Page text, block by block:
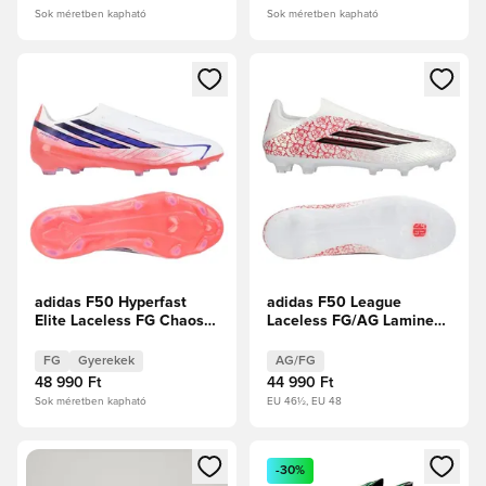
Sok méretben kapható Sok méretben kapható
Megnyit egy modált a bejelentkezéshez vagy a tagként
adidas F50 Hyperfast
Elite Laceless FG Chaos
FG Gyerekek
48 990 Ft
Sok méretben kapható
Megnyit egy modált a
adidas F50 League
Laceless FG/AG Lamine
Black/Élénkpiros
AG/FG
44 990 Ft
EU 46½, EU 48
Megnyit egy modált a bejelentkezéshez vagy a tagként való
Megnyit egy modált a
-30%